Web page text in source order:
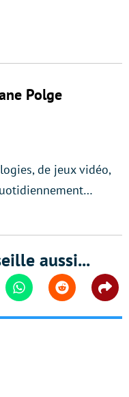
Polge
de jeux vidéo,
aussi...
WhatsappReddit